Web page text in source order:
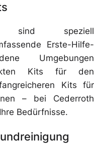
sind speziell
Erste-Hilfe-
Umgebungen
Kits für den
Kits für
– bei Cederroth
Bedürfnisse.